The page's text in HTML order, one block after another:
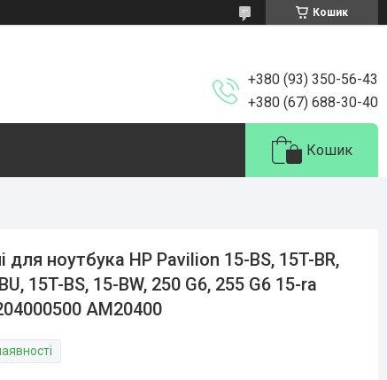
Кошик
+380 (93) 350-56-43
+380 (67) 688-30-40
Кошик
для ноутбука HP Pavilion 15-BS, 15T-BR,
15T-BS, 15-BW, 250 G6, 255 G6 15-ra
AM20400